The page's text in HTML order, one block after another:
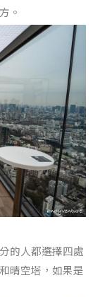
。
的人都選擇四處
晴空塔，如果是